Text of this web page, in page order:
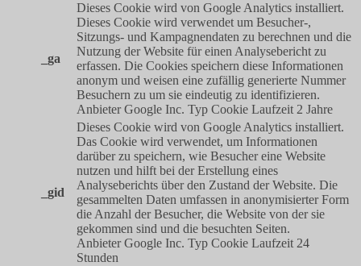
_ga
Dieses Cookie wird von Google Analytics installiert.
Dieses Cookie wird verwendet um Besucher-,
Sitzungs- und Kampagnendaten zu berechnen und die
Nutzung der Website für einen Analysebericht zu
erfassen. Die Cookies speichern diese Informationen
anonym und weisen eine zufällig generierte Nummer
Besuchern zu um sie eindeutig zu identifizieren.
Anbieter Google Inc. Typ Cookie Laufzeit 2 Jahre
_gid
Dieses Cookie wird von Google Analytics installiert.
Das Cookie wird verwendet, um Informationen
darüber zu speichern, wie Besucher eine Website
nutzen und hilft bei der Erstellung eines
Analyseberichts über den Zustand der Website. Die
gesammelten Daten umfassen in anonymisierter Form
die Anzahl der Besucher, die Website von der sie
gekommen sind und die besuchten Seiten.
Anbieter Google Inc. Typ Cookie Laufzeit 24
Stunden